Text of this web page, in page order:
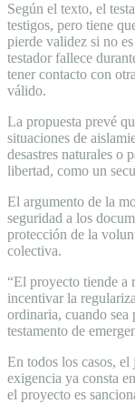
Según el texto, el
testigos, pero tiene
pierde validez si no
testador fallece
tener contacto con
válido.
La propuesta prevé
situaciones de
desastres naturales o
libertad, como un
El argumento de la
seguridad a los
protección de la
colectiva.
“El proyecto tiende a
incentivar la
ordinaria, cuando sea
testamento de
En todos los casos, el
exigencia ya consta
el proyecto es